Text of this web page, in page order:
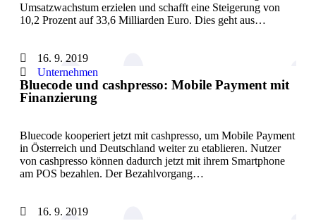
Umsatzwachstum erzielen und schafft eine Steigerung von
10,2 Prozent auf 33,6 Milliarden Euro. Dies geht aus…
16. 9. 2019
Unternehmen
Bluecode und cashpresso: Mobile Payment mit
Finanzierung
Bluecode kooperiert jetzt mit cashpresso, um Mobile Payment
in Österreich und Deutschland weiter zu etablieren. Nutzer
von cashpresso können dadurch jetzt mit ihrem Smartphone
am POS bezahlen. Der Bezahlvorgang…
16. 9. 2019